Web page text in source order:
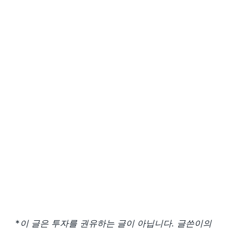
* 이 글은 투자를 권유하는 글이 아닙니다. 글쓴이의